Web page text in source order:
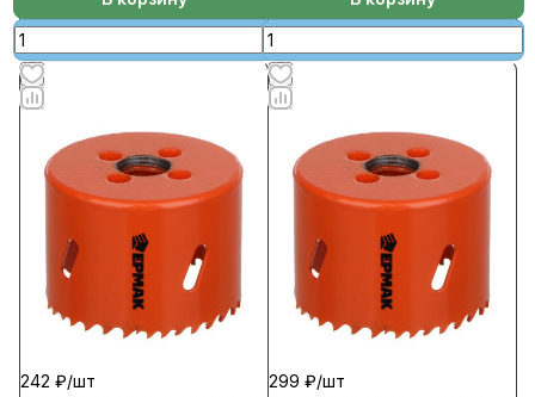
242 ₽/шт
299 ₽/шт